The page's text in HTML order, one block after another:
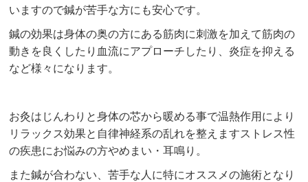
いますので鍼が苦手な方にも安心です。
鍼の効果は身体の奥の方にある筋肉に刺激を加えて筋肉の
動きを良くしたり血流にアプローチしたり、炎症を抑える
など様々になります。
お灸はじんわりと身体の芯から暖める事で温熱作用により
リラックス効果と自律神経系の乱れを整えますストレス性
の疾患にお悩みの方やめまい・耳鳴り。
また鍼が合わない、苦手な人に特にオススメの施術となり